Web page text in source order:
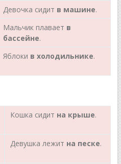
Девочка сидит в машине.
Мальчик плавает в
бассейне.
Яблоки в холодильнике.
Кошка сидит на крыше.
Девушка лежит на песке.